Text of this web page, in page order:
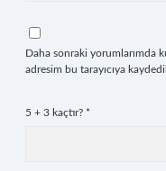
Daha sonraki yorumlarımda
adresim bu tarayıcıya
5 + 3 kaçtır? *